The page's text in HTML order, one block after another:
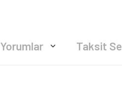
Yorumlar Taksit